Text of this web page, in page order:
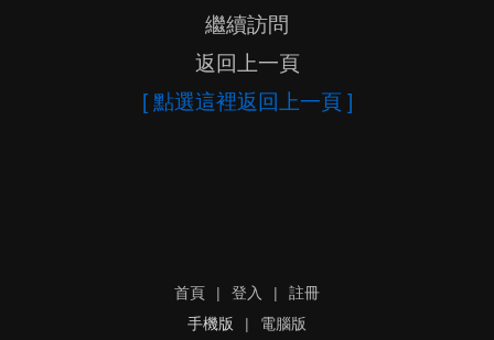
繼續訪問
返回上一頁
[ 點選這裡返回上一頁 ]
首頁 | 登入 |
註冊
手機版
| 電腦版